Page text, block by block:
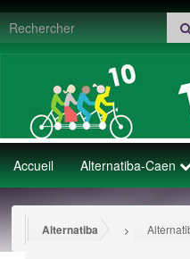
Search for:
Accueil Alternatiba-Caen
Alternatiba >